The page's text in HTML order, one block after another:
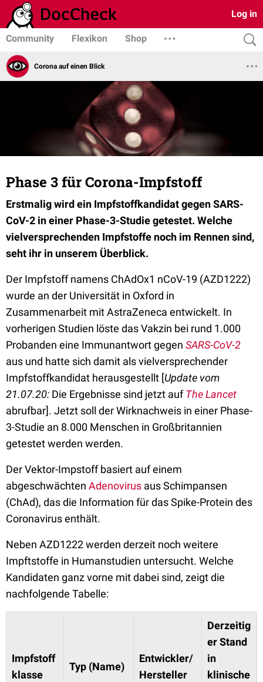
Log in
Community Flexikon Shop
Corona auf einen Blick
Phase 3 für Corona-Impfstoff
Erstmalig wird ein Impfstoffkandidat gegen SARS-
CoV-2 in einer Phase-3-Studie getestet. Welche
vielversprechenden Impfstoffe noch im Rennen sind,
seht ihr in unserem Überblick.
Der Impfstoff namens ChAdOx1 nCoV-19 (AZD1222)
wurde an der Universität in Oxford in
Zusammenarbeit mit AstraZeneca entwickelt. In
vorherigen Studien löste das Vakzin bei rund 1.000
Probanden eine Immunantwort gegen SARS-CoV-2
aus und hatte sich damit als vielversprechender
Impfstoffkandidat herausgestellt [Update vom
21.07.20: Die Ergebnisse sind jetzt aufThe Lancet
abrufbar]. Jetzt soll der Wirknachweis in einer Phase-
3-Studie an 8.000 Menschen in Großbritannien
getestet werden werden.
Der Vektor-Impstoff basiert auf einem
abgeschwächten Adenovirus aus Schimpansen
(ChAd), das die Information für das Spike-Protein des
Coronavirus enthält.
Neben AZD1222 werden derzeit noch weitere
Impftstoffe in Humanstudien untersucht. Welche
Kandidaten ganz vorne mit dabei sind, zeigt die
nachfolgende Tabelle:
Impfstoff
klasse
Typ (Name)
Entwickler/
Hersteller
Derzeitig
er Stand
in
klinische